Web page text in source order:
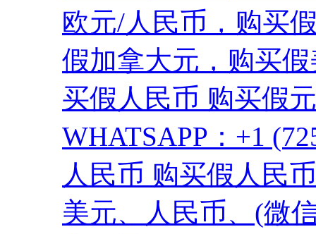
欧元/人民币，购买
假加拿大元，购买
买假人民币 购买假
WHATSAPP：+1
人民币 购买假人民
美元、人民币、(微